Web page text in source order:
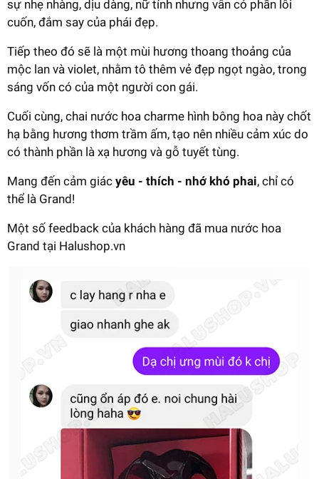
sự nhẹ nhàng, dịu dàng, nữ tính nhưng vẫn có phần lôi
cuốn, đắm say của phái đẹp.
Tiếp theo đó sẽ là một mùi hương thoang thoảng của
mộc lan và violet, nhằm tô thêm vẻ đẹp ngọt ngào, trong
sáng vốn có của một người con gái.
Cuối cùng, chai nước hoa charme hình bông hoa này chốt
hạ bằng hương thơm trầm ấm, tạo nên nhiều cảm xúc do
có thành phần là xạ hương và gỗ tuyết tùng.
Mang đến cảm giác yêu - thích - nhớ khó phai, chỉ có
thể là Grand!
Một số feedback của khách hàng đã mua nước hoa
Grand tại Halushop.vn